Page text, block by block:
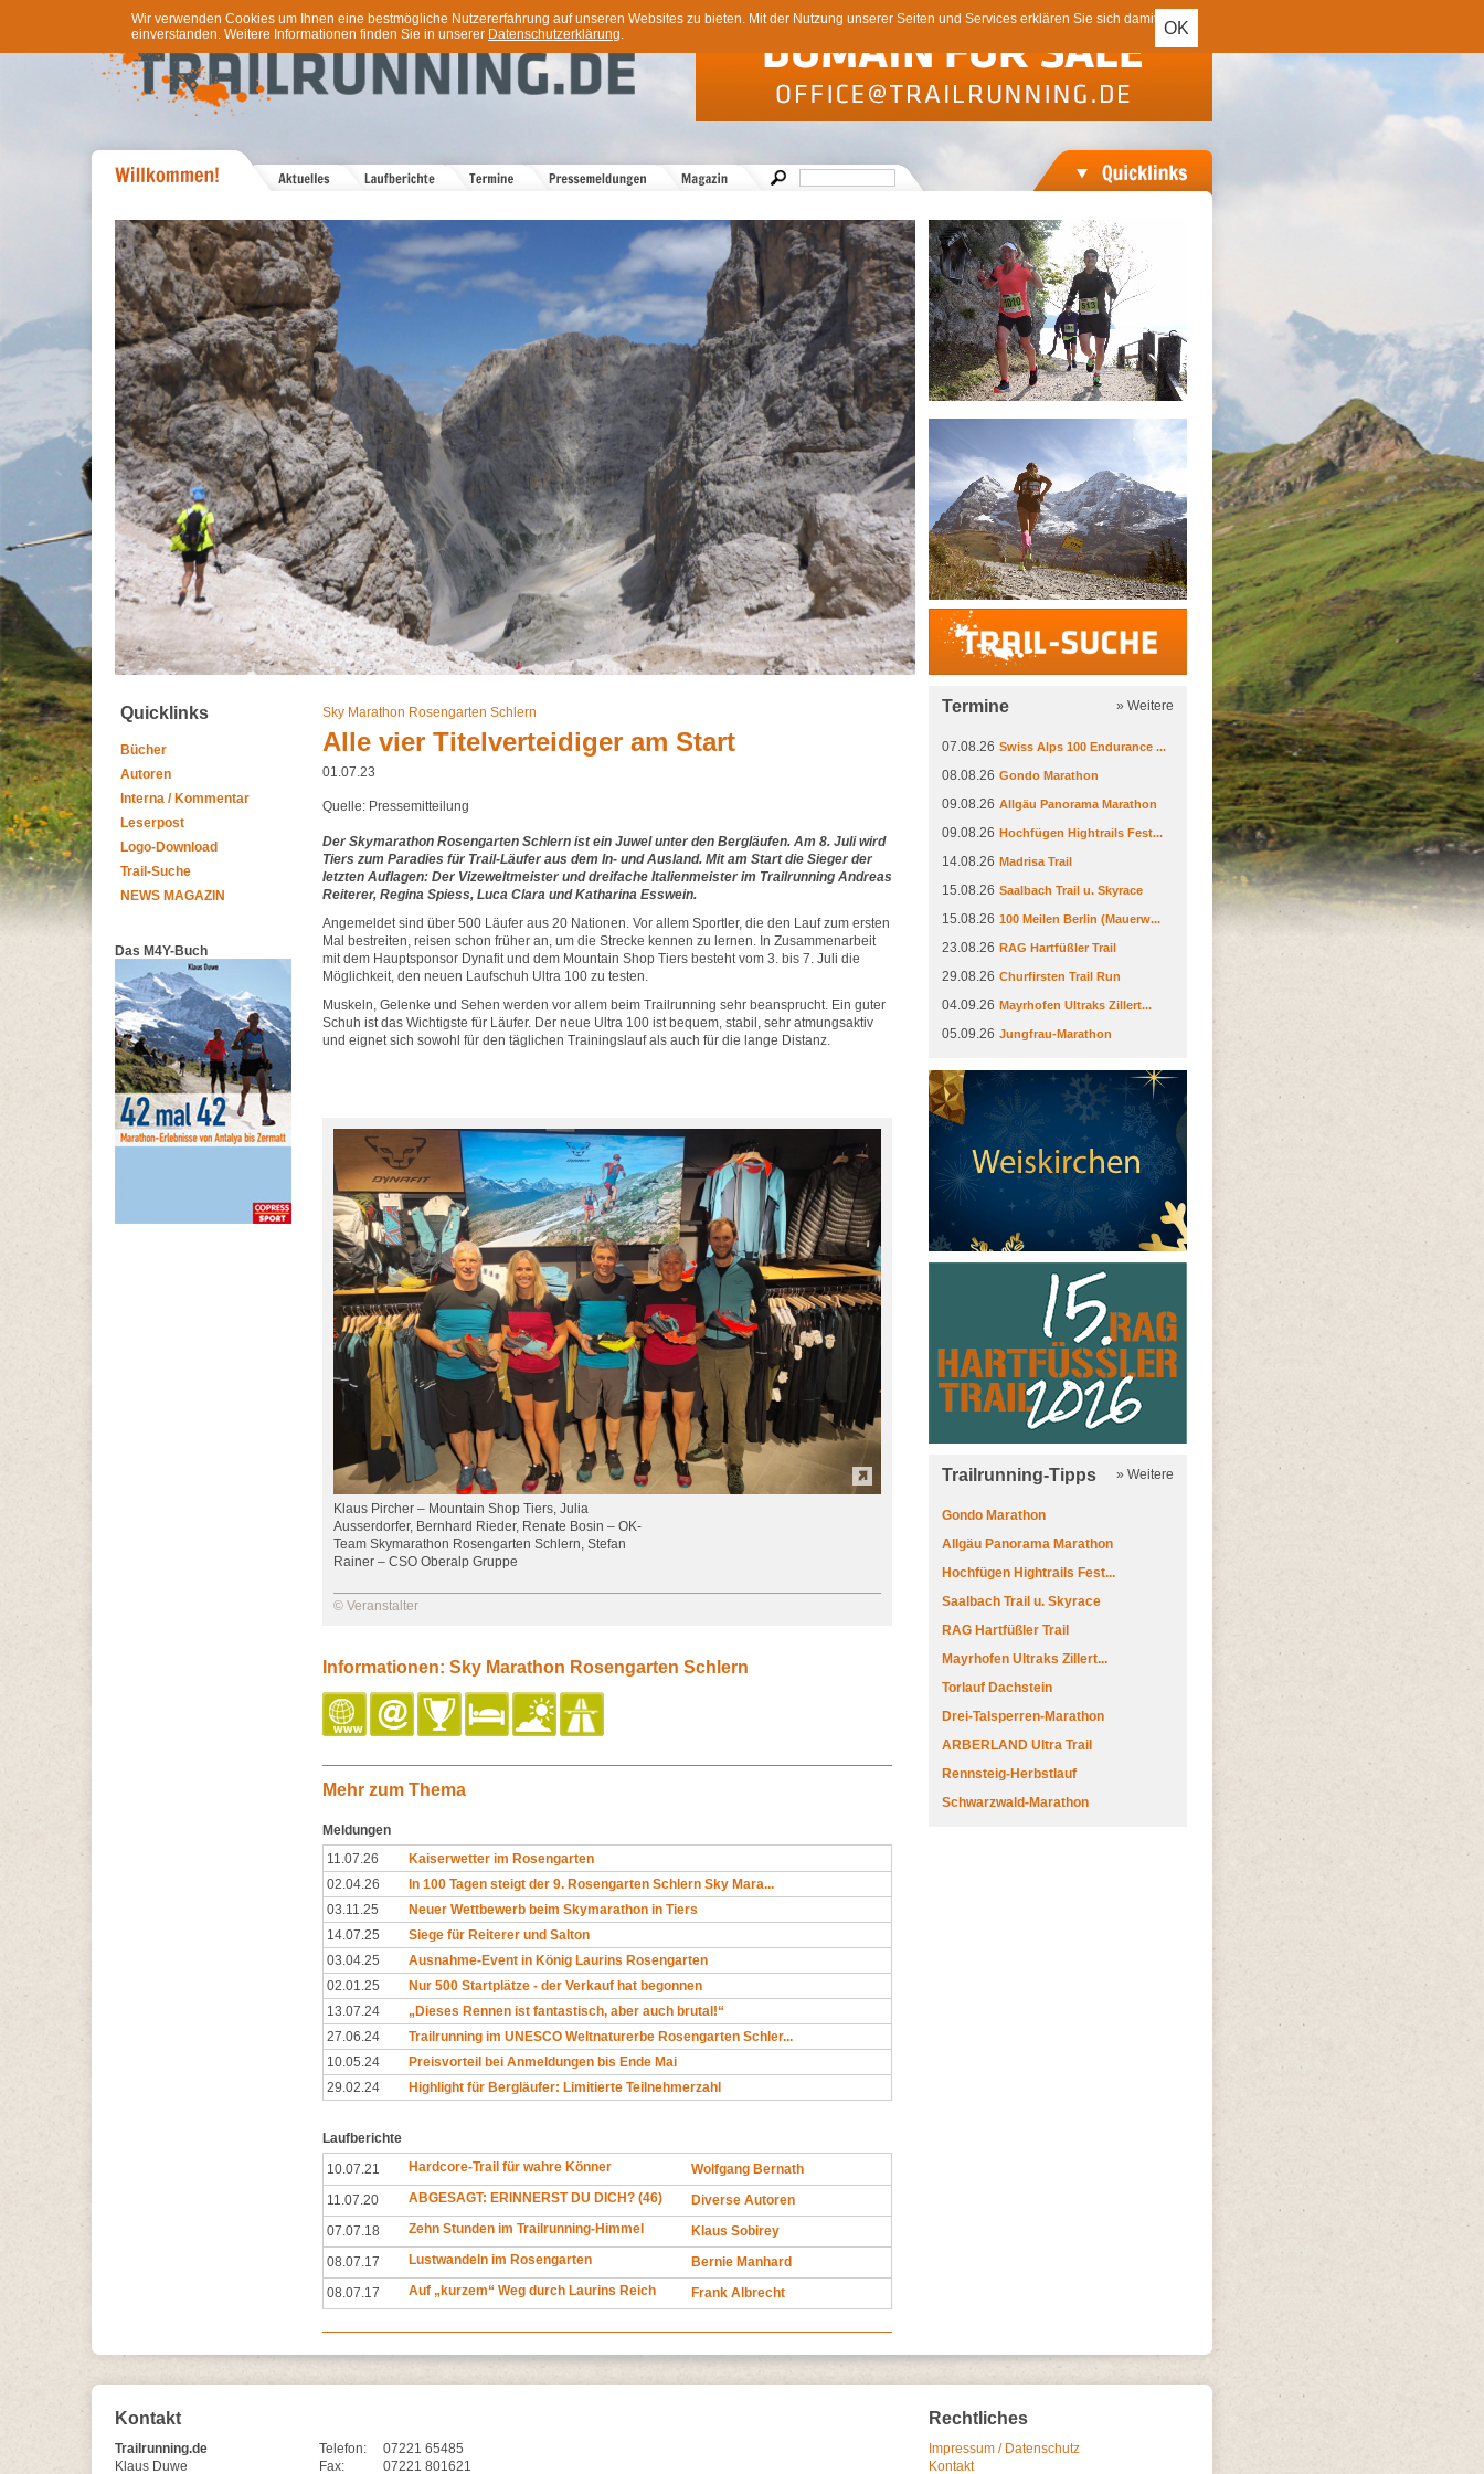
OK
Wir verwenden Cookies um Ihnen eine bestmögliche Nutzererfahrung auf unseren Websites zu bieten. Mit der Nutzung unserer Seiten und Services erklären Sie sich damit
einverstanden. Weitere Informationen finden Sie in unserer Datenschutzerklärung.
Trail-Suche
Quicklinks
Bücher
Autoren
Interna / Kommentar
Leserpost
Logo-Download
Trail-Suche
NEWS MAGAZIN
Das M4Y-Buch
Sky Marathon Rosengarten Schlern
Alle vier Titelverteidiger am Start
01.07.23
Quelle: Pressemitteilung
Der Skymarathon Rosengarten Schlern ist ein Juwel unter den Bergläufen. Am 8. Juli wird
Tiers zum Paradies für Trail-Läufer aus dem In- und Ausland. Mit am Start die Sieger der
letzten Auflagen: Der Vizeweltmeister und dreifache Italienmeister im Trailrunning Andreas
Reiterer, Regina Spiess, Luca Clara und Katharina Esswein.
Angemeldet sind über 500 Läufer aus 20 Nationen. Vor allem Sportler, die den Lauf zum ersten
Mal bestreiten, reisen schon früher an, um die Strecke kennen zu lernen. In Zusammenarbeit
mit dem Hauptsponsor Dynafit und dem Mountain Shop Tiers besteht vom 3. bis 7. Juli die
Möglichkeit, den neuen Laufschuh Ultra 100 zu testen.
Muskeln, Gelenke und Sehen werden vor allem beim Trailrunning sehr beansprucht. Ein guter
Schuh ist das Wichtigste für Läufer. Der neue Ultra 100 ist bequem, stabil, sehr atmungsaktiv
und eignet sich sowohl für den täglichen Trainingslauf als auch für die lange Distanz.
Klaus Pircher – Mountain Shop Tiers, Julia
Ausserdorfer, Bernhard Rieder, Renate Bosin – OK-
Team Skymarathon Rosengarten Schlern, Stefan
Rainer – CSO Oberalp Gruppe
© Veranstalter
Informationen: Sky Marathon Rosengarten Schlern
Mehr zum Thema
Meldungen
11.07.26
Kaiserwetter im Rosengarten
02.04.26
In 100 Tagen steigt der 9. Rosengarten Schlern Sky Mara...
03.11.25
Neuer Wettbewerb beim Skymarathon in Tiers
14.07.25
Siege für Reiterer und Salton
03.04.25
Ausnahme-Event in König Laurins Rosengarten
02.01.25
Nur 500 Startplätze - der Verkauf hat begonnen
13.07.24
„Dieses Rennen ist fantastisch, aber auch brutal!“
27.06.24
Trailrunning im UNESCO Weltnaturerbe Rosengarten Schler...
10.05.24
Preisvorteil bei Anmeldungen bis Ende Mai
29.02.24
Highlight für Bergläufer: Limitierte Teilnehmerzahl
Laufberichte
10.07.21
Hardcore-Trail für wahre Könner
Wolfgang Bernath
11.07.20
ABGESAGT: ERINNERST DU DICH? (46)
Diverse Autoren
07.07.18
Zehn Stunden im Trailrunning-Himmel
Klaus Sobirey
08.07.17
Lustwandeln im Rosengarten
Bernie Manhard
08.07.17
Auf „kurzem“ Weg durch Laurins Reich Frank Albrecht
Termine » Weitere
07.08.26 Swiss Alps 100 Endurance ...
08.08.26 Gondo Marathon
09.08.26 Allgäu Panorama Marathon
09.08.26 Hochfügen Hightrails Fest...
14.08.26 Madrisa Trail
15.08.26 Saalbach Trail u. Skyrace
15.08.26 100 Meilen Berlin (Mauerw...
23.08.26 RAG Hartfüßler Trail
29.08.26 Churfirsten Trail Run
04.09.26 Mayrhofen Ultraks Zillert...
05.09.26 Jungfrau-Marathon
Trailrunning-Tipps » Weitere
Gondo Marathon
Allgäu Panorama Marathon
Hochfügen Hightrails Fest...
Saalbach Trail u. Skyrace
RAG Hartfüßler Trail
Mayrhofen Ultraks Zillert...
Torlauf Dachstein
Drei-Talsperren-Marathon
ARBERLAND Ultra Trail
Rennsteig-Herbstlauf
Schwarzwald-Marathon
Kontakt
Trailrunning.de
Klaus Duwe
Telefon:
07221 65485
Fax:
07221 801621
Rechtliches
Impressum / Datenschutz
Kontakt